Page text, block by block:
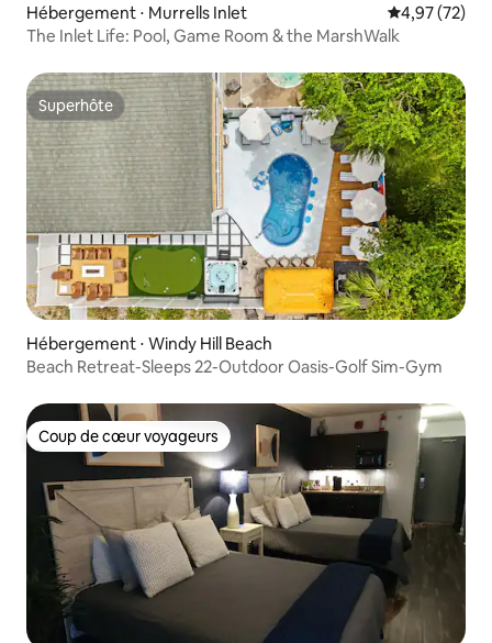
Hébergement ⋅ Murrells Inlet Évaluation
4,97 (72)
​The Inlet Life: Pool, Game Room & the MarshWalk
Superhôte
Superhôte
Hébergement ⋅ Windy Hill Beach
Beach Retreat-Sleeps 22-Outdoor Oasis-Golf Sim-Gym
Coup de cœur voyageurs
Coup de cœur voyageurs